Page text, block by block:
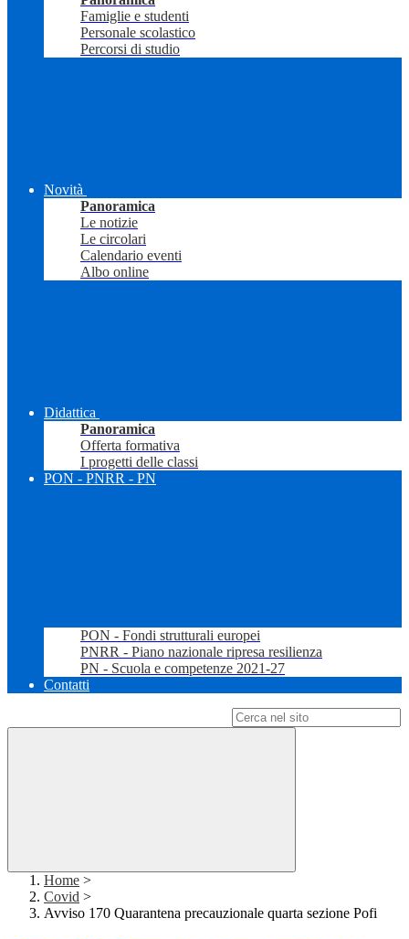
Famiglie e studenti
Personale scolastico
Percorsi di studio
Novità
Panoramica
Le notizie
Le circolari
Calendario eventi
Albo online
Didattica
Panoramica
Offerta formativa
I progetti delle classi
PON - PNRR - PN
PON - Fondi strutturali europei
PNRR - Piano nazionale ripresa resilienza
PN - Scuola e competenze 2021-27
Contatti
Home >
Covid >
Avviso 170 Quarantena precauzionale quarta sezione Pofi